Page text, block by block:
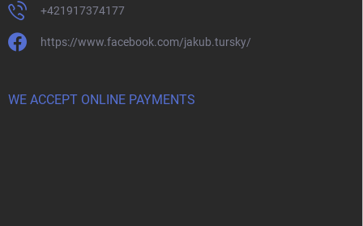
+421917374177
https://www.facebook.com/jakub.tursky/
WE ACCEPT ONLINE PAYMENTS